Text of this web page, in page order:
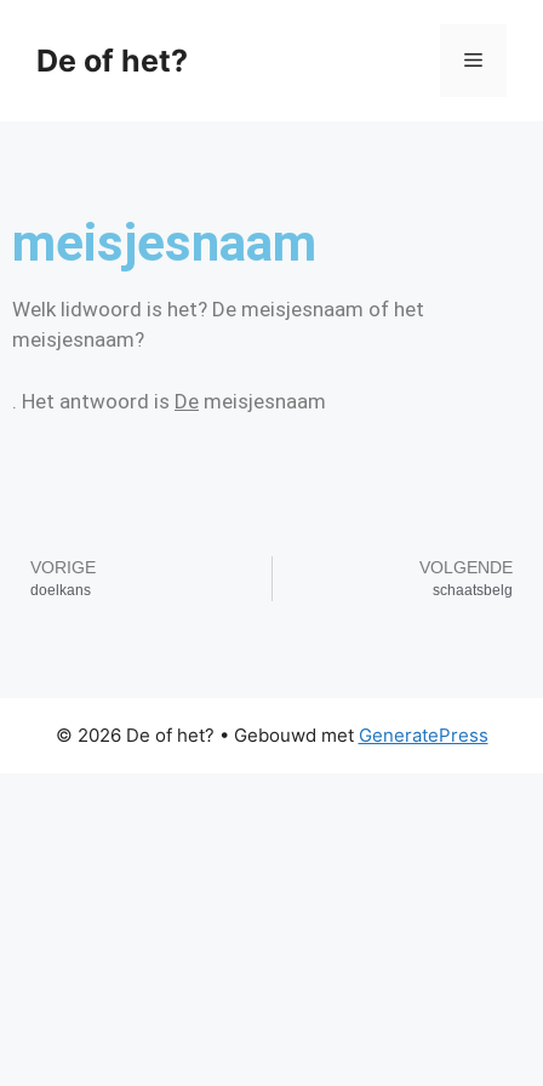
De of het?
meisjesnaam
Welk lidwoord is het? De meisjesnaam of het
meisjesnaam?
. Het antwoord is De meisjesnaam
VORIGE
doelkans
VOLGENDE
schaatsbelg
© 2026 De of het? • Gebouwd met GeneratePress